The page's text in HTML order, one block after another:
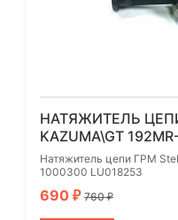
НАТЯЖИТЕЛЬ
KAZUMA\GT
Натяжитель цепи ГРМ
1000300 LU018253
690 ₽ 760₽